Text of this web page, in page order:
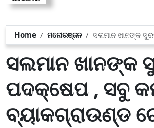
Home ମନୋରଞ୍ଜନ ସଲମାନ ଖାନଙ୍କ
ସଲମାନ ଖାନଙ୍କ
ପଦକ୍ଷେପ , ସବୁ
ବ୍ୟାକଗ୍ରାଉଣ୍ଡ